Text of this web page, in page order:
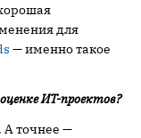
для
— именно такое
ИТ-проектов?
А точнее —